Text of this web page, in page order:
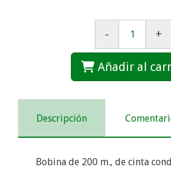
- +
Añadir al
Descripción
Bobina de 200 m., de cinta